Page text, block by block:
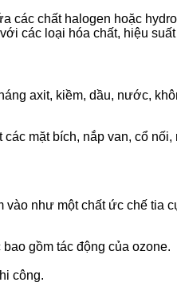
các chất halogen hoặc
các loại hóa chất, hiệu suất
axit, kiềm, dầu, nước,
mặt bích, nắp van, cổ
như một chất ức chế tia
gồm tác động của ozone.
công.